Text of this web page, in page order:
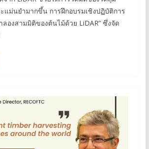
แม่นยำมากขึ้น การฝึกอบรมเชิงปฏิบัติการ
ลองสามมิติของต้นไม้ด้วย LiDAR” ซึ่งจัด